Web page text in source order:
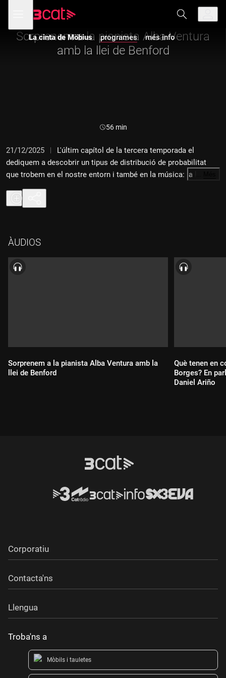
navegació
principal
menú
de
La cinta de Möbius programes més info
La cinta de Möbius
Sorprenem a la pianista Alba Ventura
amb la llei de Benford
Durada:
56 min
21/12/2025
L'últim capítol de la tercera temporada el
dediquem a descobrir un tipus de distribució de probabilitat
que trobem en el nostre entorn i també en la música: la llei de
Benford. Ho fem acompanyats de la pianista Alba Ventura.
ÀUDIOS
Sorprenem a la pianista Alba Ventura amb la
llei de Benford
Què tenen en
Borges? En
Daniel Ariño
Corporatiu
Contacta'ns
Llengua
Troba'ns a
Mòbils i tauletes